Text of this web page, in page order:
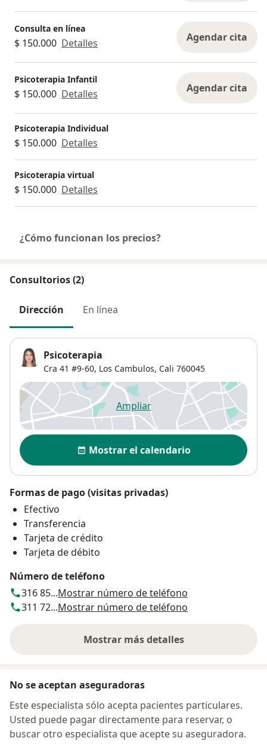
Consulta en línea
$ 150.000 Detalles Agendar cita
Psicoterapia Infantil
$ 150.000 Detalles Agendar cita
Psicoterapia Individual
$ 150.000 Detalles
Psicoterapia virtual
$ 150.000 Detalles
¿Cómo funcionan los precios?
Consultorios (2)
Dirección En línea
Psicoterapia
Cra 41 #9-60, Los Cambulos, Cali 760045
Ampliarse abre en una nueva
Disponibilidad
Mostrar el calendario
Formas de pago (visitas privadas)
Efectivo
Transferencia
Tarjeta de crédito
Tarjeta de débito
Número de teléfono
316 85...Mostrar número de teléfono
311 72...Mostrar número de teléfono
Mostrar más detalles
sobre la dirección
No se aceptan aseguradoras
Este especialista sólo acepta pacientes particulares.
Usted puede pagar directamente para reservar, o
buscar otro especialista que acepte su aseguradora.